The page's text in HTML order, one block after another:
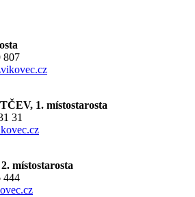
807
1. místostarosta
31
místostarosta
444